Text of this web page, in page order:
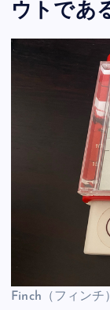
ウトであ
Finch（フィン